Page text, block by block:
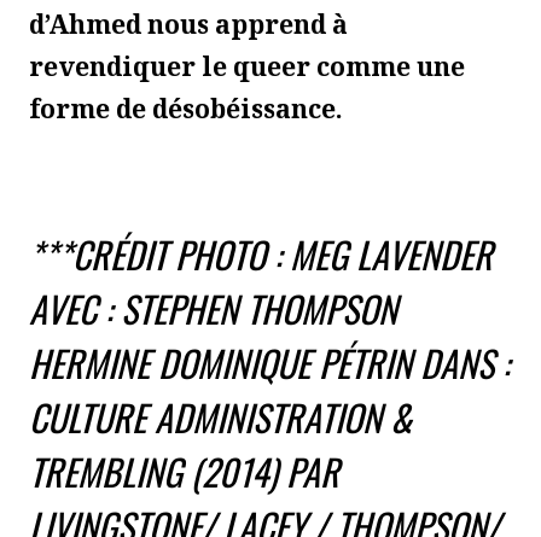
d’Ahmed nous apprend à
revendiquer le queer comme une
forme de désobéissance.
***CRÉDIT PHOTO : MEG LAVENDER
AVEC : STEPHEN THOMPSON
HERMINE DOMINIQUE PÉTRIN DANS :
CULTURE ADMINISTRATION &
TREMBLING (2014) PAR
LIVINGSTONE/ LACEY / THOMPSON/